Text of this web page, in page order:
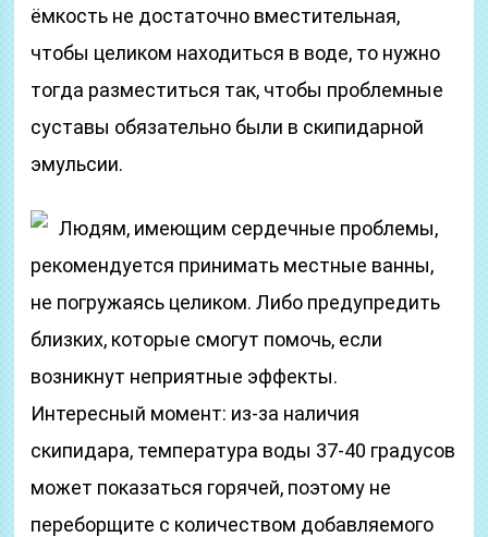
ёмкость не достаточно вместительная,
чтобы целиком находиться в воде, то нужно
тогда разместиться так, чтобы проблемные
суставы обязательно были в скипидарной
эмульсии.
Людям, имеющим сердечные проблемы,
рекомендуется принимать местные ванны,
не погружаясь целиком. Либо предупредить
близких, которые смогут помочь, если
возникнут неприятные эффекты.
Интересный момент: из-за наличия
скипидара, температура воды 37-40 градусов
может показаться горячей, поэтому не
переборщите с количеством добавляемого